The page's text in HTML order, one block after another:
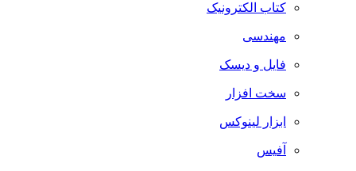
کتاب الکترونیک
مهندسی
فایل و دیسک
سخت افزار
ابزار لینوکس
آفیس